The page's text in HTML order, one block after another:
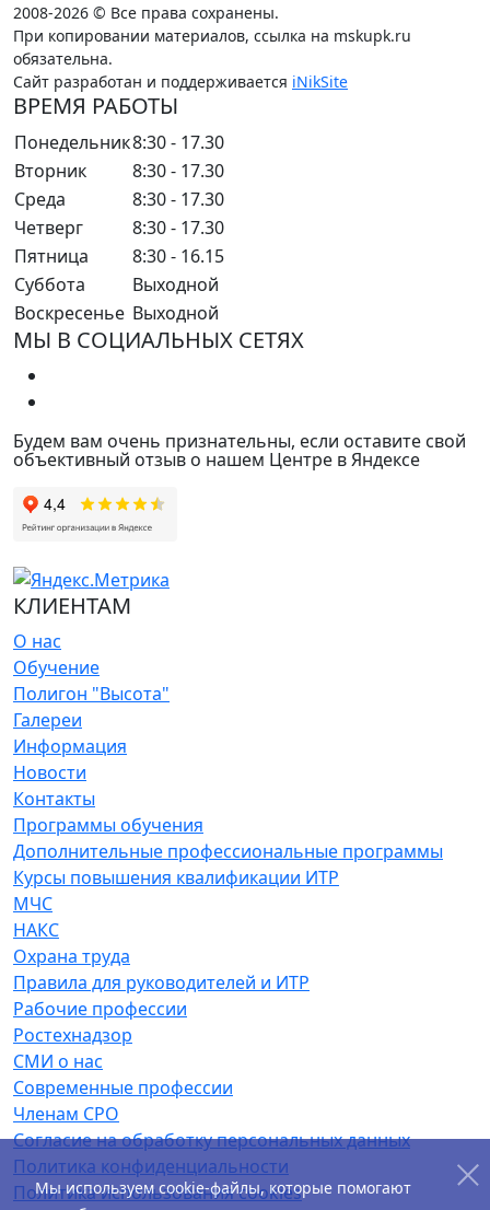
2008-2026 © Все права сохранены.
При копировании материалов, ссылка на mskupk.ru
обязательна.
Сайт разработан и поддерживается iNikSite
ВРЕМЯ РАБОТЫ
Понедельник8:30 - 17.30
Вторник
8:30 - 17.30
Среда
8:30 - 17.30
Четверг
8:30 - 17.30
Пятница
8:30 - 16.15
Суббота
Выходной
Воскресенье Выходной
МЫ В СОЦИАЛЬНЫХ СЕТЯХ
Будем вам очень признательны, если оставите свой
объективный отзыв о нашем Центре в Яндексе
КЛИЕНТАМ
О нас
Обучение
Полигон "Высота"
Галереи
Информация
Новости
Контакты
Программы обучения
Дополнительные профессиональные программы
Курсы повышения квалификации ИТР
МЧС
НАКС
Охрана труда
Правила для руководителей и ИТР
Рабочие профессии
Ростехнадзор
СМИ о нас
Современные профессии
Членам СРО
Согласие на обработку персональных данных
Политика конфиденциальности
Политика использования cookies
Мы используем cookie-файлы, которые помогают